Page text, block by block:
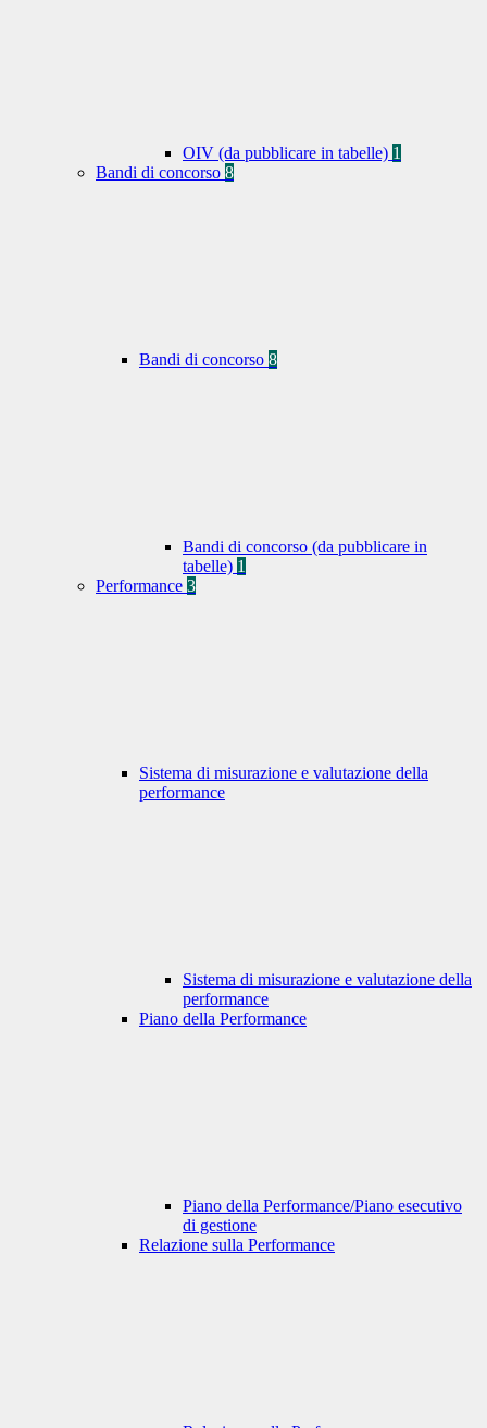
OIV (da pubblicare in tabelle) 1
Bandi di concorso 8
Bandi di concorso 8
Bandi di concorso (da pubblicare in
tabelle) 1
Performance 3
Sistema di misurazione e valutazione della
performance
Sistema di misurazione e valutazione della
performance
Piano della Performance
Piano della Performance/Piano esecutivo
di gestione
Relazione sulla Performance